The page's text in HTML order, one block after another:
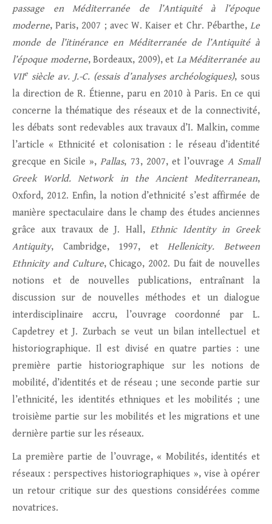
passage en Méditerranée de l’Antiquité à l’époque
moderne, Paris, 2007 ; avec W. Kaiser et Chr. Pébarthe, Le
monde de l’itinérance en Méditerranée de l’Antiquité à
l’époque moderne, Bordeaux, 2009), et La Méditerranée au
VIIe siècle av. J.-C. (essais d’analyses archéologiques), sous
la direction de R. Étienne, paru en 2010 à Paris. En ce qui
concerne la thématique des réseaux et de la connectivité,
les débats sont redevables aux travaux d’I. Malkin, comme
l’article « Ethnicité et colonisation : le réseau d’identité
grecque en Sicile »,Pallas, 73, 2007, et l’ouvrage A Small
Greek World. Network in the Ancient Mediterranean,
Oxford, 2012. Enfin, la notion d’ethnicité s’est affirmée de
manière spectaculaire dans le champ des études anciennes
grâce aux travaux de J. Hall,Ethnic Identity in Greek
Antiquity, Cambridge, 1997, etHellenicity. Between
Ethnicity and Culture, Chicago, 2002. Du fait de nouvelles
notions et de nouvelles publications, entraînant la
discussion sur de nouvelles méthodes et un dialogue
interdisciplinaire accru, l’ouvrage coordonné par L.
Capdetrey et J. Zurbach se veut un bilan intellectuel et
historiographique. Il est divisé en quatre parties : une
première partie historiographique sur les notions de
mobilité, d’identités et de réseau ; une seconde partie sur
l’ethnicité, les identités ethniques et les mobilités ; une
troisième partie sur les mobilités et les migrations et une
dernière partie sur les réseaux.
La première partie de l’ouvrage, « Mobilités, identités et
réseaux : perspectives historiographiques », vise à opérer
un retour critique sur des questions considérées comme
novatrices.